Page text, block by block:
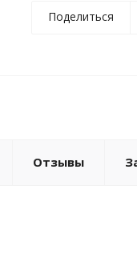
Поделиться
Отзывы